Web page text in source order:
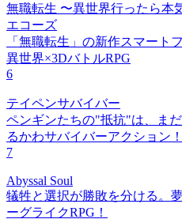
無職転生 〜異世界行ったら本
エコーズ
「無職転生」の新作スマート
異世界×3DバトルRPG
6
テイペンサバイバー
ペンギンたちの"抵抗"は、ま
るかわサバイバーアクション！
7
Abyssal Soul
犠牲と選択が勝敗を分ける。
ーグライクRPG！